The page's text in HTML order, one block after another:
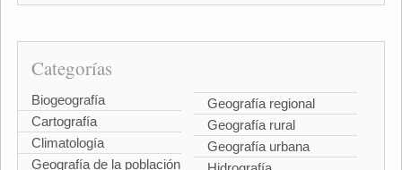
Categorías
Biogeografía
Cartografía
Climatología
Geografía de la población
Geografía regional
Geografía rural
Geografía urbana